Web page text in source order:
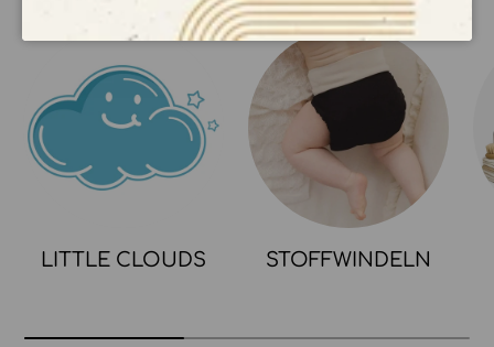
LITTLE CLOUDS STOFFWINDELN